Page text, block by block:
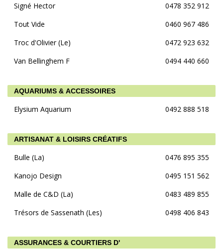
Signé Hector
0478 352 912
Tout Vide
0460 967 486
Troc d'Olivier (Le)
0472 923 632
Van Bellinghem F
0494 440 660
AQUARIUMS & ACCESSOIRES
Elysium Aquarium 0492 888 518
ARTISANAT & LOISIRS CRÉATIFS
Bulle (La)
0476 895 355
Kanojo Design
0495 151 562
Malle de C&D (La)
0483 489 855
Trésors de Sassenath (Les)
0498 406 843
ASSURANCES & COURTIERS D'